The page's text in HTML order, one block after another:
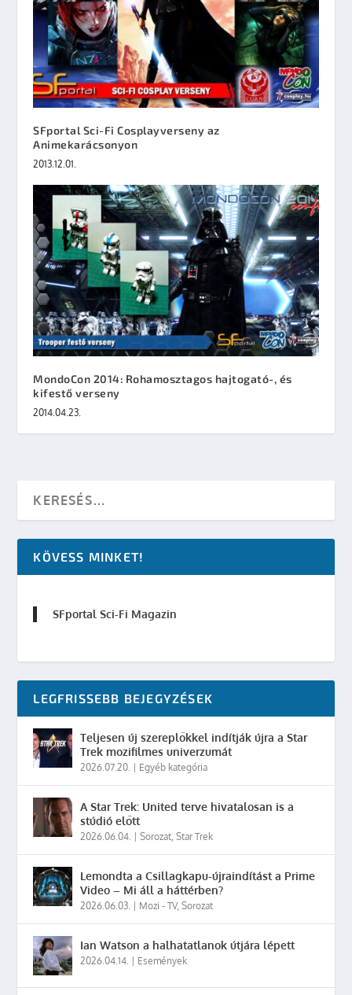
SFportal Sci-Fi Cosplayverseny az
Animekarácsonyon
2013.12.01.
MondoCon 2014: Rohamosztagos hajtogató-, és
kifestő verseny
2014.04.23.
KÖVESS MINKET!
SFportal Sci-Fi Magazin
LEGFRISSEBB BEJEGYZÉSEK
Teljesen új szereplőkkel indítják újra a Star
Trek mozifilmes univerzumát
2026.07.20. Egyéb kategória
A Star Trek: United terve hivatalosan is a
stúdió előtt
2026.06.04. |Sorozat ,Star Trek
Lemondta a Csillagkapu-újraindítást a Prime
Video – Mi áll a háttérben?
2026.06.03. Mozi - TV,Sorozat
Ian Watson a halhatatlanok útjára lépett
2026.04.14. Események